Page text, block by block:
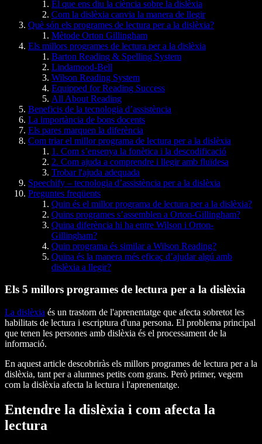
El que ens diu la ciència sobre la dislèxia
Com la dislèxia canvia la manera de llegir
Què són els programes de lectura per a la dislèxia?
Mètode Orton Gillingham
Els millors programes de lectura per a la dislèxia
Barton Reading & Spelling System
Lindamood-Bell
Wilson Reading System
Equipped for Reading Success
All About Reading
Beneficis de la tecnologia d’assistència
La importància de bons docents
Els pares marquen la diferència
Com triar el millor programa de lectura per a la dislèxia
1. Com s’ensenya la fonètica i la descodificació
2. Com ajuda a comprendre i llegir amb fluïdesa
Trobar l'ajuda adequada
Speechify – tecnologia d’assistència per a la dislèxia
Preguntes freqüents
Quin és el millor programa de lectura per a la dislèxia?
Quins programes s’assemblen a Orton-Gillingham?
Quina diferència hi ha entre Wilson i Orton-
Gillingham?
Quin programa és similar a Wilson Reading?
Quina és la manera més eficaç d’ajudar algú amb
dislèxia a llegir?
Els 5 millors programes de lectura per a la dislèxia
La dislèxia és un trastorn de l'aprenentatge que afecta sobretot les
habilitats de lectura i escriptura d'una persona. El problema principal
que tenen les persones amb dislèxia és el processament de la
informació.
En aquest article descobriràs els millors programes de lectura per a la
dislèxia, tant per a alumnes petits com grans. Però primer, vegem
com la dislèxia afecta la lectura i l'aprenentatge.
Entendre la dislèxia i com afecta la
lectura